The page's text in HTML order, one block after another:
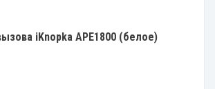
iKnopka APE1800 (белое)